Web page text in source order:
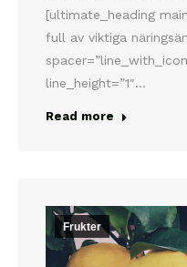
[ultimate_heading
full av viktiga
line_height=”1″…
Read more
Frukter